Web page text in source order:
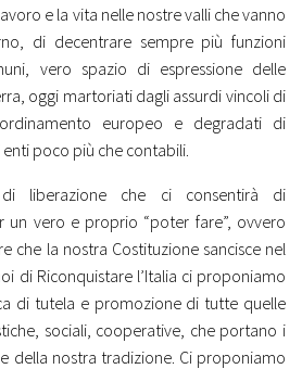
e la vita nelle nostre valli che vanno
di decentrare sempre più funzioni
vero spazio di espressione delle
oggi martoriati dagli assurdi vincoli di
europeo e degradati di
poco più che contabili.
liberazione che ci consentirà di
un vero e proprio “poter fare”, ovvero
che la nostra Costituzione sancisce nel
di Riconquistare l’Italia ci proponiamo
di tutela e promozione di tutte quelle
sociali, cooperative, che portano i
della nostra tradizione. Ci proponiamo